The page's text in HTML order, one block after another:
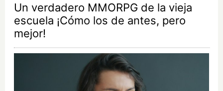
Un verdadero MMORPG de la vieja
escuela ¡Cómo los de antes, pero
mejor!